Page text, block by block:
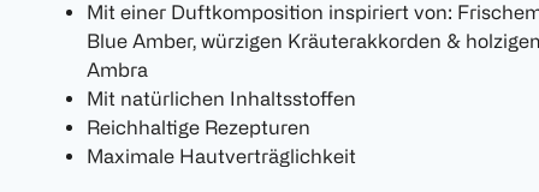
Mit einer Duftkomposition inspiriert von:
Blue Amber, würzigen Kräuterakkorden &
Ambra
Mit natürlichen Inhaltsstoffen
Reichhaltige Rezepturen
Maximale Hautverträglichkeit